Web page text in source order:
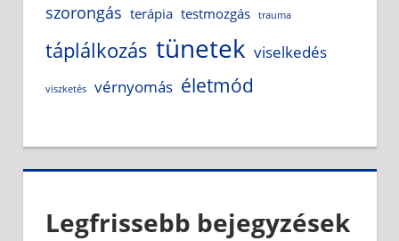
szorongás terápia testmozgás trauma
táplálkozás tünetek viselkedés
viszketés vérnyomás életmód
Legfrissebb bejegyzések